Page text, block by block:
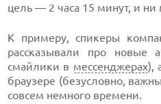
цель — 2 часа 15 минут, и
К примеру, спикеры
рассказывали про новые
смайлики в мессенджерах),
браузере (безусловно,
совсем немного времени.